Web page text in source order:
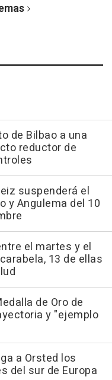
de Bilbao a una
reductor de
suspenderá el
y Angulema del 10
el martes y el
13 de ellas
de Oro de
y "ejemplo
a Orsted los
del sur de Europa